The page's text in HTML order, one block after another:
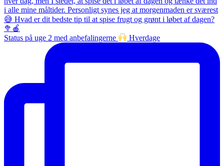
Status på uge 2 med anbefalingerne Hverdage